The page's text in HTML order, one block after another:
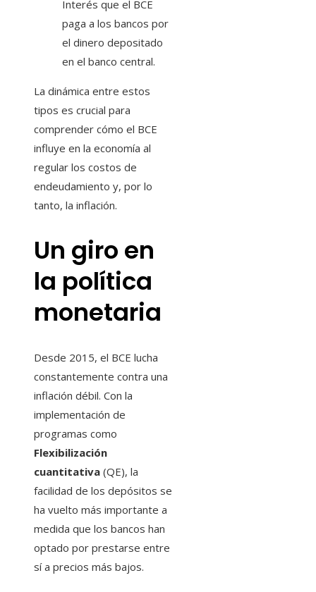
Interés que el BCE
paga a los bancos por
el dinero depositado
en el banco central.
La dinámica entre estos
tipos es crucial para
comprender cómo el BCE
influye en la economía al
regular los costos de
endeudamiento y, por lo
tanto, la inflación.
Un giro en
la política
monetaria
Desde 2015, el BCE lucha
constantemente contra una
inflación débil. Con la
implementación de
programas como
Flexibilización
cuantitativa (QE), la
facilidad de los depósitos se
ha vuelto más importante a
medida que los bancos han
optado por prestarse entre
sí a precios más bajos.